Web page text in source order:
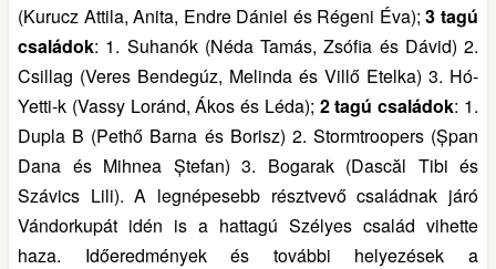
(Kurucz Attila, Anita, Endre Dániel és Régeni Éva);3 tagú
családok: 1. Suhanók (Néda Tamás, Zsófia és Dávid) 2.
Csillag (Veres Bendegúz, Melinda és Villő Etelka) 3. Hó-
Yetti-k (Vassy Loránd, Ákos és Léda); 2 tagú családok: 1.
Dupla B (Pethő Barna és Borisz) 2. Stormtroopers (Șpan
Dana és Mihnea Ștefan) 3. Bogarak (Dascăl Tibi és
Szávics Lili). A legnépesebb résztvevő családnak járó
Vándorkupát idén is a hattagú Szélyes család vihette
haza. Időeredmények és további helyezések a